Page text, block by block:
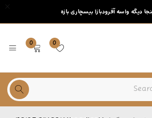
دیگه واسه آفرودبازا بیسچاری بازه
0
0